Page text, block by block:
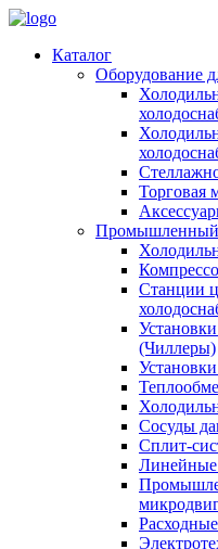
Каталог
Оборудование
Торговая
Промышленный
Станции
(Чиллеры)
Сосуды
Cплит-